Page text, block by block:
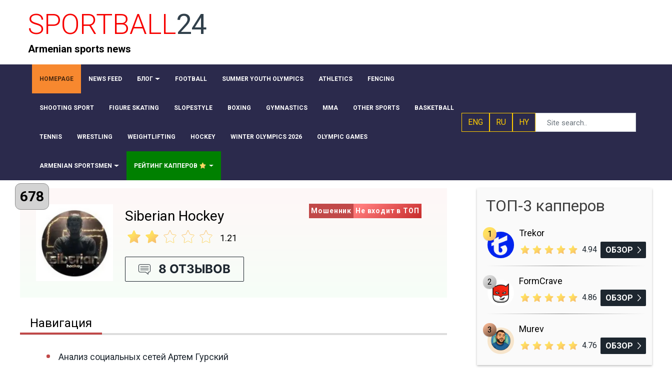
SPORTBALL24
Armenian sports news
HOMEPAGE NEWS FEED БЛОГ FOOTBALL SUMMER YOUTH OLYMPICS ATHLETICS FENCING
SHOOTING SPORT FIGURE SKATING SLOPESTYLE BOXING GYMNASTICS MMA OTHER SPORTS BASKETBALL
TENNIS WRESTLING WEIGHTLIFTING HOCKEY WINTER OLYMPICS 2026 OLYMPIC GAMES
ARMENIAN SPORTSMEN РЕЙТИНГ КАППЕРОВ
ENG RU HY
678
Siberian Hockey
1.21
Мошенник Не входит в ТОП
8 ОТЗЫВОВ
Навигация
Анализ социальных сетей Артем Гурский
ТОП-3 капперов
1 Trekor
4.94 ОБЗОР
2 FormCrave
4.86 ОБЗОР
3 Murev
4.76 ОБЗОР